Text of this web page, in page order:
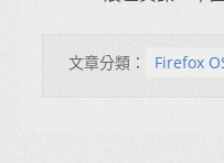
文章分類： Firefox